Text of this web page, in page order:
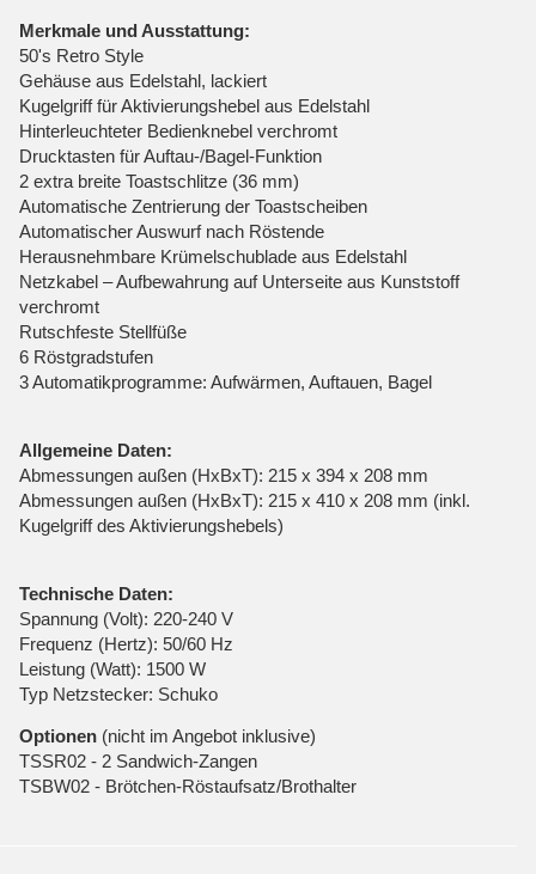
Merkmale und Ausstattung:
50's Retro Style
Gehäuse aus Edelstahl, lackiert
Kugelgriff für Aktivierungshebel aus Edelstahl
Hinterleuchteter Bedienknebel verchromt
Drucktasten für Auftau-/Bagel-Funktion
2 extra breite Toastschlitze (36 mm)
Automatische Zentrierung der Toastscheiben
Automatischer Auswurf nach Röstende
Herausnehmbare Krümelschublade aus Edelstahl
Netzkabel – Aufbewahrung auf Unterseite aus Kunststoff
verchromt
Rutschfeste Stellfüße
6 Röstgradstufen
3 Automatikprogramme: Aufwärmen, Auftauen, Bagel
Allgemeine Daten:
Abmessungen außen (HxBxT): 215 x 394 x 208 mm
Abmessungen außen (HxBxT): 215 x 410 x 208 mm (inkl.
Kugelgriff des Aktivierungshebels)
Technische Daten:
Spannung (Volt): 220-240 V
Frequenz (Hertz): 50/60 Hz
Leistung (Watt): 1500 W
Typ Netzstecker: Schuko
Optionen (nicht im Angebot inklusive)
TSSR02 - 2 Sandwich-Zangen
TSBW02 - Brötchen-Röstaufsatz/Brothalter